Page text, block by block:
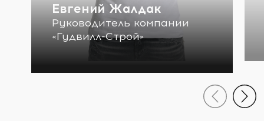
Евгений Жалдак
Руководитель компании
«Гудвилл-Строй»